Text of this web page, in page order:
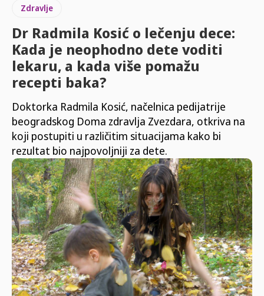
Zdravlje
Dr Radmila Kosić o lečenju dece:
Kada je neophodno dete voditi
lekaru, a kada više pomažu
recepti baka?
Doktorka Radmila Kosić, načelnica pedijatrije
beogradskog Doma zdravlja Zvezdara, otkriva na
koji postupiti u različitim situacijama kako bi
rezultat bio najpovoljniji za dete.